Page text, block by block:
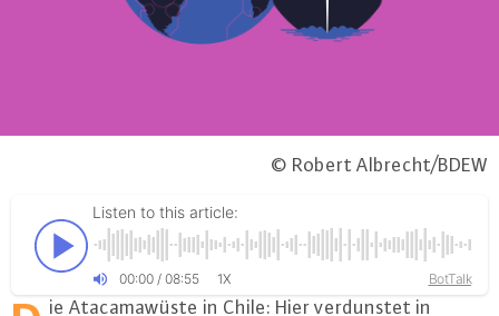
© Robert Albrecht/BDEW
Listen to this article:
00:00 / 08:55 1X BotTalk
ie Ata­ca­ma­wüs­te in Chile: Hier ver­duns­tet in